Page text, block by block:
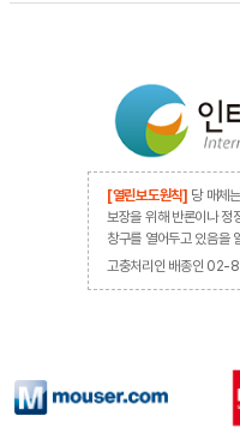
[열린보도원칙] 당 매체
보장을 위해 반론이나 정
창구를 열어두고 있음을
고충처리인 배종인